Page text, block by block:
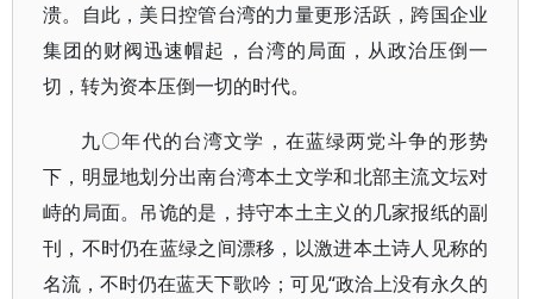
溃。自此，美日控管台湾的力量更形活跃，跨国企业
集团的财阀迅速帽起，台湾的局面，从政治压倒一
切，转为资本压倒一切的时代。
九〇年代的台湾文学，在蓝绿两党斗争的形势
下，明显地划分出南台湾本土文学和北部主流文坛对
峙的局面。吊诡的是，持守本土主义的几家报纸的副
刊，不时仍在蓝绿之间漂移，以激进本土诗人见称的
名流，不时仍在蓝天下歌吟；可见“政洽上没有永久的